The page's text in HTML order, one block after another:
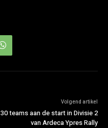
Volgend artikel
30 teams aan de start in Divisie 2
van Ardeca Ypres Rally